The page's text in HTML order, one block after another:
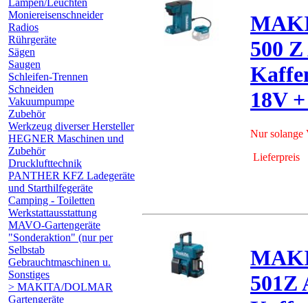
Lampen/Leuchten
Moniereisenschneider
Radios
Rührgeräte
Sägen
Saugen
Schleifen-Trennen
Schneiden
Vakuumpumpe
Zubehör
Werkzeug diverser Hersteller
HEGNER Maschinen und
Zubehör
Drucklufttechnik
PANTHER KFZ Ladegeräte
und Starthilfegeräte
Camping - Toiletten
Werkstattausstattung
MAVO-Gartengeräte
"Sonderaktion" (nur per
Selbstab
Gebrauchtmaschinen u.
Sonstiges
> MAKITA/DOLMAR
Gartengeräte
500
18V
Nur solange
Lieferpreis
501Z